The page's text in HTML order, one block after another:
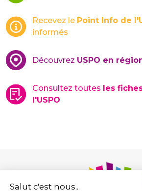
Recevez le Point Info de
informés
Découvrez USPO en
Consultez toutes les
l'USPO